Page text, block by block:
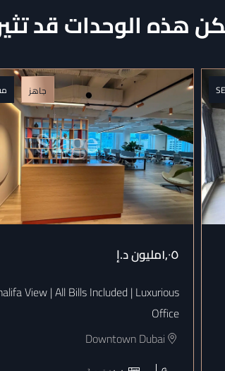
هذه الوحدات قد
جاهز
١٫٠٥مليون د.إ
View | All Bills Included | Luxurious
Office
Downtown Dubai